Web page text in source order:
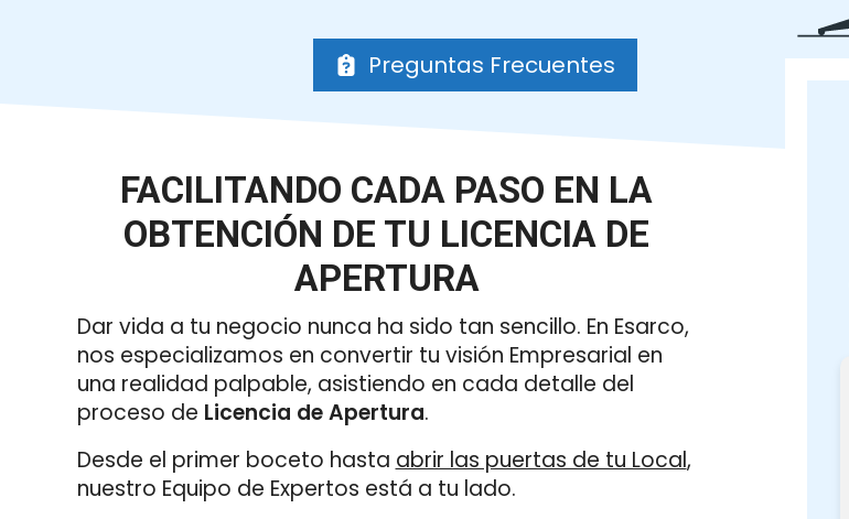
Preguntas Frecuentes
FACILITANDO CADA PASO EN LA
OBTENCIÓN DE TU LICENCIA DE
APERTURA
Dar vida a tu negocio nunca ha sido tan sencillo. En Esarco,
nos especializamos en convertir tu visión Empresarial en
una realidad palpable, asistiendo en cada detalle del
proceso de Licencia de Apertura.
Desde el primer boceto hasta abrir las puertas de tu Local,
nuestro Equipo de Expertos está a tu lado.